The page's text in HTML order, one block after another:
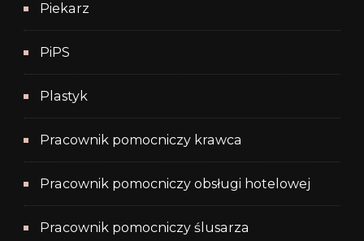
Piekarz
PiPS
Plastyk
Pracownik pomocniczy krawca
Pracownik pomocniczy obsługi hotelowej
Pracownik pomocniczy ślusarza